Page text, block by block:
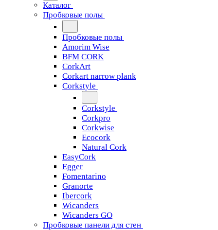
Каталог
Пробковые полы
Пробковые полы
Amorim Wise
BFM CORK
CorkArt
Corkart narrow plank
Corkstyle
Corkstyle
Corkpro
Corkwise
Ecocork
Natural Cork
EasyCork
Egger
Fomentarino
Granorte
Ibercork
Wicanders
Wicanders GO
Пробковые панели для стен